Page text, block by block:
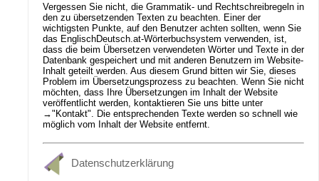
Vergessen Sie nicht, die Grammatik- und Rechtschreibregeln in
den zu übersetzenden Texten zu beachten. Einer der
wichtigsten Punkte, auf den Benutzer achten sollten, wenn Sie
das EnglischDeutsch.at-Wörterbuchsystem verwenden, ist,
dass die beim Übersetzen verwendeten Wörter und Texte in der
Datenbank gespeichert und mit anderen Benutzern im Website-
Inhalt geteilt werden. Aus diesem Grund bitten wir Sie, dieses
Problem im Übersetzungsprozess zu beachten. Wenn Sie nicht
möchten, dass Ihre Übersetzungen im Inhalt der Website
veröffentlicht werden, kontaktieren Sie uns bitte unter
→"Kontakt" . Die entsprechenden Texte werden so schnell wie
möglich vom Inhalt der Website entfernt.
Datenschutzerklärung